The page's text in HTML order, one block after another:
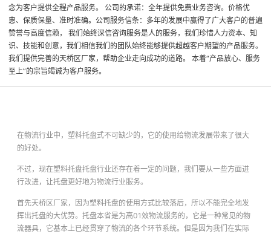
念为客户提供全程产品服务。 公司的承诺：全年提供免费业务咨询。价格优
惠、保质保量、准时准确。公司服务信条：多年的发展中赢得了广大客户的普遍
赞誉与高度信赖， 我们始终深信咨询服务是人的服务，我们珍惜人力资本、知
识、技能和创意，我们相信我们的团队始终能够提供超越客户期望的产品服务。
我们提供完善的天桥区厂家，帮助企业走向成功的道路。 本着“产品放心、服务
至上”的宗旨竭诚为客户服务。
在物流行业中，塑料托盘式不可缺少的，它的使用给物流发展带来了很大
的好处。
不过，现在塑料托盘托盘行业还存在着一定的问题，我们要从一些方面进
行改进，让托盘更好地为物流行业服务。
首先天桥区厂家，因为塑料托盘的使用方式比较落后，所以不能完全地发
挥出托盘的大优势。托盘本省是为高01效物流服务的，它是一种常见的物
流器具，它基本上已经贯穿了物流的各个环节系统。但是因为我们在实际